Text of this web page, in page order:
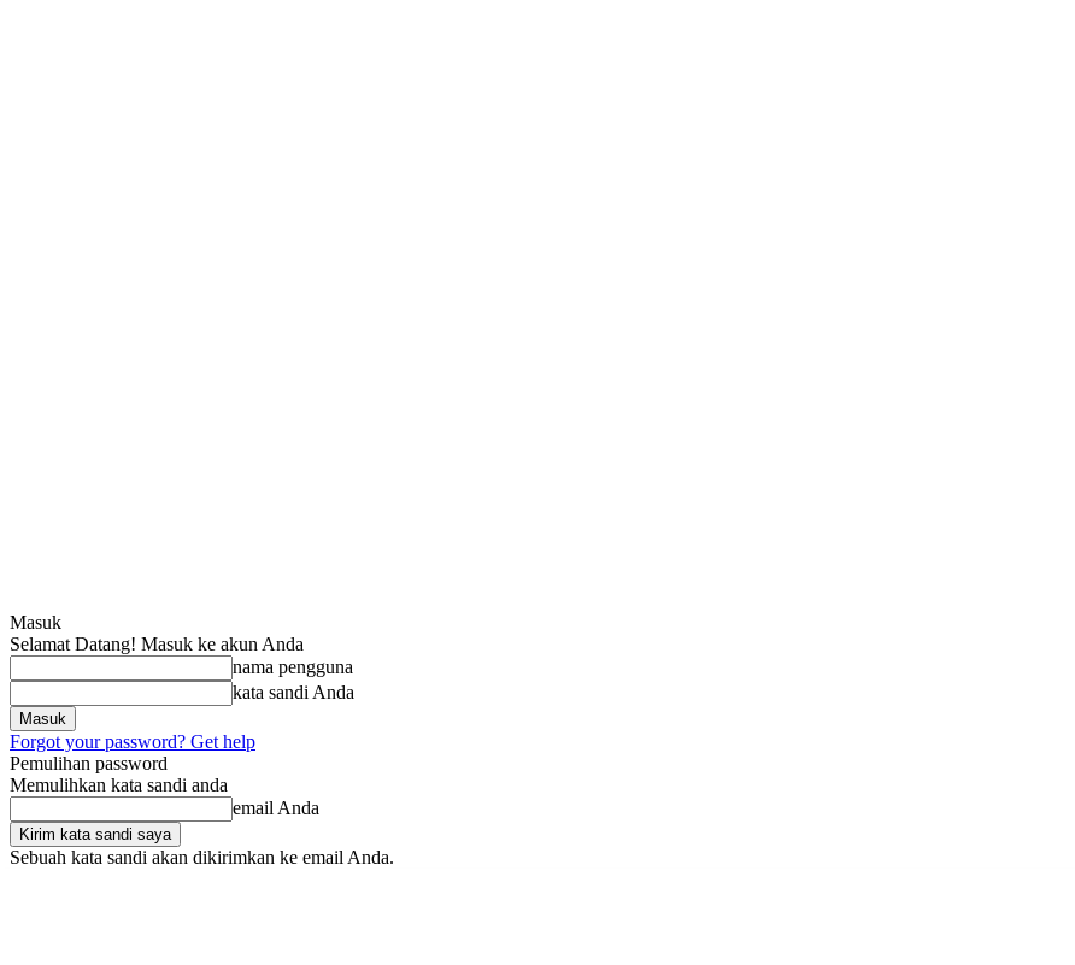
Masuk
Selamat Datang! Masuk ke akun Anda
nama pengguna
kata sandi Anda
Forgot your password? Get help
Pemulihan password
Memulihkan kata sandi anda
email Anda
Sebuah kata sandi akan dikirimkan ke email Anda.